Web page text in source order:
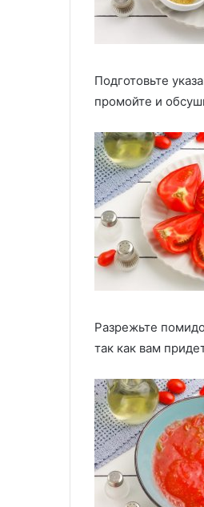
Подготовьте
промойте и
Разрежьте
так как вам